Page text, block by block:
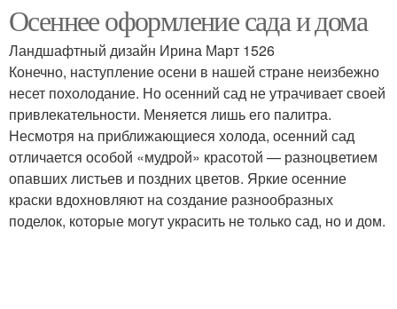
Руки для детского сада
Осеннее оформление сада и дома
Ландшафтный дизайн Ирина Март 1526
Конечно, наступление осени в нашей стране неизбежно
несет похолодание. Но осенний сад не утрачивает своей
привлекательности. Меняется лишь его палитра.
Несмотря на приближающиеся холода, осенний сад
отличается особой «мудрой» красотой — разноцветием
опавших листьев и поздних цветов. Яркие осенние
краски вдохновляют на создание разнообразных
поделок, которые могут украсить не только сад, но и дом.